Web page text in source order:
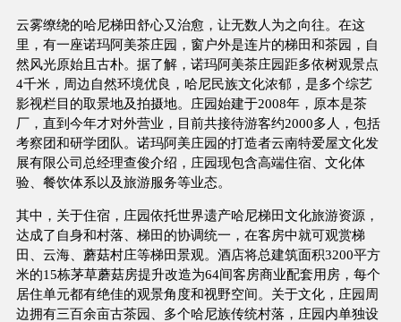
云雾缭绕的哈尼梯田舒心又治愈，让无数人为之向往。在这
里，有一座诺玛阿美茶庄园，窗户外是连片的梯田和茶园，自
然风光原始且古朴。据了解，诺玛阿美茶庄园距多依树观景点
4千米，周边自然环境优良，哈尼民族文化浓郁，是多个综艺
影视栏目的取景地及拍摄地。庄园始建于2008年，原本是茶
厂，直到今年才对外营业，目前共接待游客约2000多人，包括
考察团和研学团队。诺玛阿美庄园的打造者云南特爱屋文化发
展有限公司总经理查俊介绍，庄园现包含高端住宿、文化体
验、餐饮体系以及旅游服务等业态。
其中，关于住宿，庄园依托世界遗产哈尼梯田文化旅游资源，
达成了自身和村落、梯田的协调统一，在客房中就可观赏梯
田、云海、蘑菇村庄等梯田景观。酒店将总建筑面积3200平方
米的15栋茅草蘑菇房提升改造为64间客房商业配套用房，每个
居住单元都有绝佳的观景角度和视野空间。关于文化，庄园周
边拥有三百余亩古茶园、多个哈尼族传统村落，庄园内单独设